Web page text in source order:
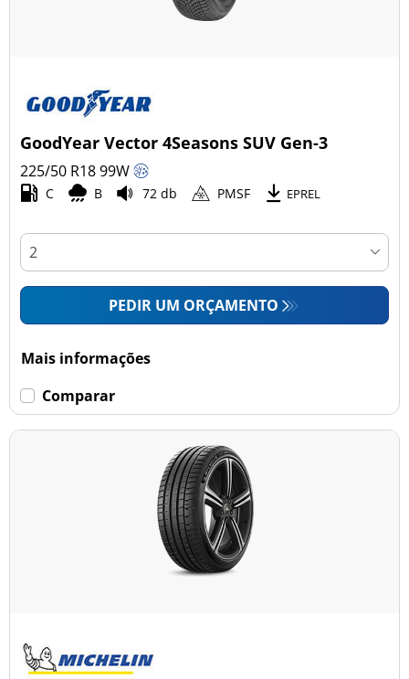
GoodYear Vector 4Seasons SUV Gen-3
225/50 R1899W
C B 72 db PMSF EPREL
PEDIR UM ORÇAMENTO
Mais informações
Comparar